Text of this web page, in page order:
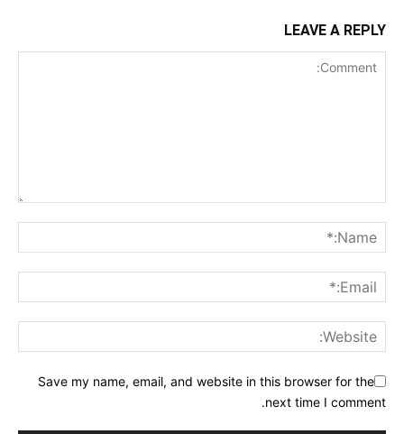
LEAVE A REPLY
Save my name, email, and website in this browser for the
next time I comment.